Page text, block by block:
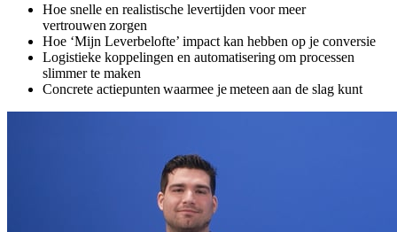
Hoe snelle en realistische levertijden voor meer
vertrouwen zorgen
Hoe ‘Mijn Leverbelofte’ impact kan hebben op je conversie
Logistieke koppelingen en automatisering om processen
slimmer te maken
Concrete actiepunten waarmee je meteen aan de slag kunt